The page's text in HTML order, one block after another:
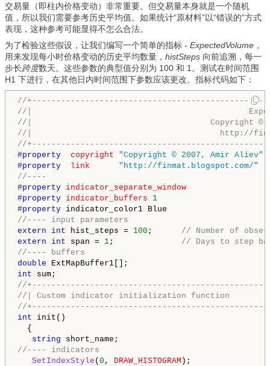
交易量（即柱内价格变动）非常重要。但交易量本身就是一个随机
值，所以我们需要参考历史平均值。如果统计“原材料”以“错误的”方式
表现，这种参考可能显得不怎么合法。
为了检验这些假设，让我们编写一个简单的指标 - ExpectedVolume ，
用来发现每小时价格变动的历史平均数量， histSteps 向前追溯，每一
步长跨度数天。这些参数的典型值分别为 100 和 1。测试在时间范围
H1 下进行，在其他日内时间范围下参数应该更改。指标代码如下：
//
//|
//|
//|                                       http://
//
#property copyright
"Copyright © 2007, Amir Aliev"
#property link
"http://finmat.blogspot.com/"
//----
#property indicator_separate_window
#property indicator_buffers
1
#property
//---- input parameters
extern
int hist_steps = 100 ; // Number of
extern
int span = 1; // Days to step
//---- buffers
double
int
//
//| Custom indicator initialization function
//
int init()
{
string
//---- indicators
SetIndexStyle (0 , DRAW_HISTOGRAM );